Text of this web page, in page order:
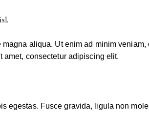
aliqua. Ut enim ad minim
amet, consectetur adipiscing elit.
egestas. Fusce gravida, ligula non